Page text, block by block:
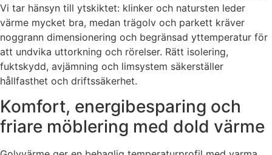
Vi tar hänsyn till ytskiktet: klinker och natursten leder
värme mycket bra, medan trägolv och parkett kräver
noggrann dimensionering och begränsad yttemperatur för
att undvika uttorkning och rörelser. Rätt isolering,
fuktskydd, avjämning och limsystem säkerställer
hållfasthet och driftssäkerhet.
Komfort, energibesparing och
friare möblering med dold värme